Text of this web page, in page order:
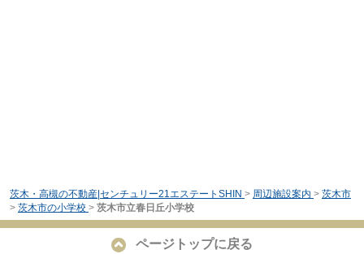
茨木・高槻の不動産|センチュリー21エステートSHIN > 周辺施設案内 > 茨木市
> 茨木市の小学校 > 茨木市立春日丘小学校
ページトップに戻る